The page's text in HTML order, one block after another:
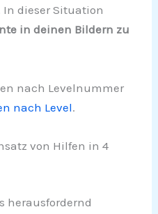
In dieser Situation
in deinen Bildern zu
nach Levelnummer
nach Level.
von Hilfen in 4
herausfordernd